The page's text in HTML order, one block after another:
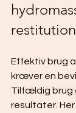
Effektiv brug
kræver en
Tilfældig brug
resultater.